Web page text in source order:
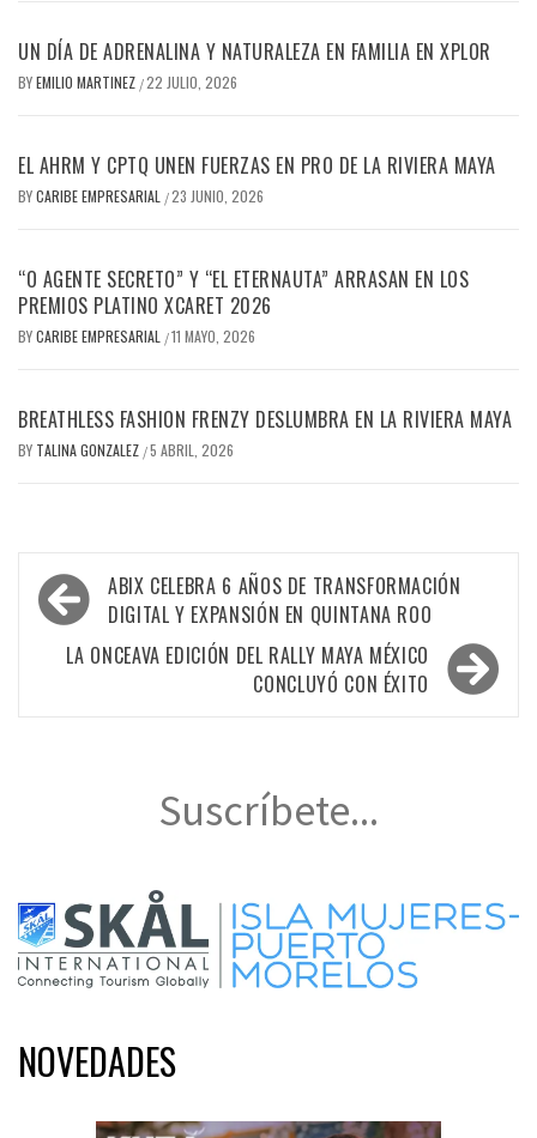
UN DÍA DE ADRENALINA Y NATURALEZA EN FAMILIA EN XPLOR
BYEMILIO MARTINEZ /22 JULIO, 2026
EL AHRM Y CPTQ UNEN FUERZAS EN PRO DE LA RIVIERA MAYA
BYCARIBE EMPRESARIAL /23 JUNIO, 2026
“O AGENTE SECRETO” Y “EL ETERNAUTA” ARRASAN EN LOS
PREMIOS PLATINO XCARET 2026
BYCARIBE EMPRESARIAL /11 MAYO, 2026
BREATHLESS FASHION FRENZY DESLUMBRA EN LA RIVIERA MAYA
BY TALINA GONZALEZ /5 ABRIL, 2026
Navegación
de
entradas
ABIX CELEBRA 6 AÑOS DE TRANSFORMACIÓN
DIGITAL Y EXPANSIÓN EN QUINTANA ROO
LA ONCEAVA EDICIÓN DEL RALLY MAYA MÉXICO
CONCLUYÓ CON ÉXITO
Suscríbete...
NOVEDADES